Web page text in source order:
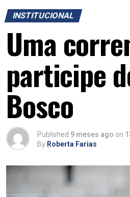
INSTITUCIONAL
Uma
participe
Bosco
Published 9 meses ago on
By Roberta Farias